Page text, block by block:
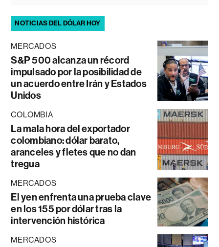
NOTICIAS DEL DÓLAR HOY
MERCADOS
S&P 500 alcanza un récord
impulsado por la posibilidad de
un acuerdo entre Irán y Estados
Unidos
COLOMBIA
La mala hora del exportador
colombiano: dólar barato,
aranceles y fletes que no dan
tregua
MERCADOS
El yen enfrenta una prueba clave
en los 155 por dólar tras la
intervención histórica
MERCADOS